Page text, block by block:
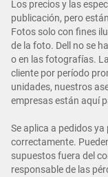
Los precios y las
publicación, pero
Fotos solo con fines
de la foto. Dell no se
o en las fotografías.
cliente por período
unidades, nuestros
empresas están aquí
Se aplica a pedidos
correctamente.
supuestos fuera del
responsable de las